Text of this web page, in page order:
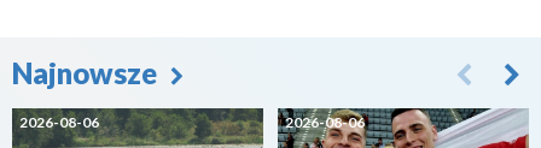
Najnowsze
2026-08-06 2026-08-06